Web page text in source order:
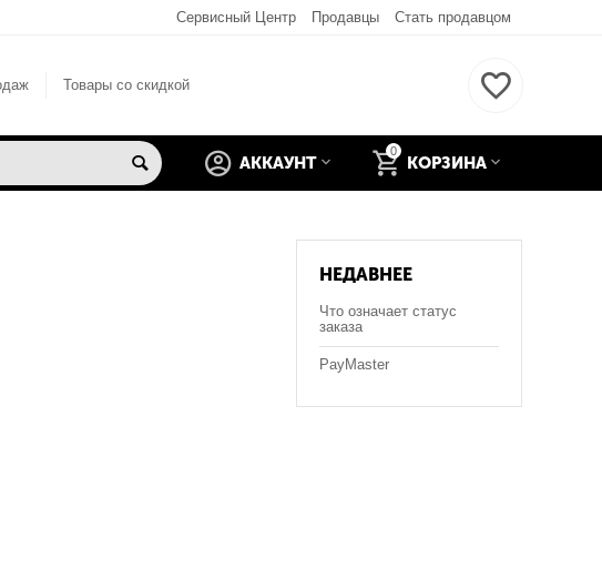
Сервисный Центр Продавцы Стать продавцом
Товары со скидкой
0
КОРЗИНА
АККАУНТ
НЕДАВНЕЕ
Что означает статус
заказа
PayMaster